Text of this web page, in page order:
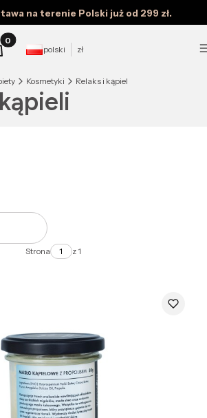
na terenie Polski już od 299 zł.
w koszyku: 0. Zobacz szczegóły
polski zł
Kosmetyki Relaks i kąpiel
Strona z 1